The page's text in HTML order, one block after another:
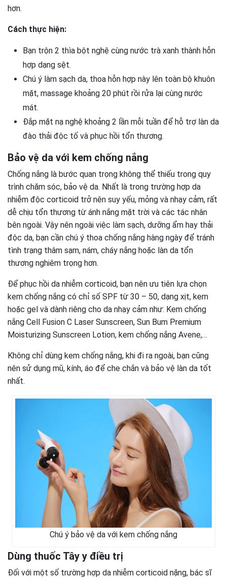
hơn.
Cách thực hiện:
Bạn trộn 2 thìa bột nghệ cùng nước trà xanh thành hỗn
hợp dạng sệt.
Chú ý làm sạch da, thoa hỗn hợp này lên toàn bộ khuôn
mặt, massage khoảng 20 phút rồi rửa lại cùng nước
mát.
Đắp mặt nạ nghệ khoảng 2 lần mỗi tuần để hỗ trợ làn da
đào thải độc tố và phục hồi tổn thương.
Bảo vệ da với kem chống nắng
Chống nắng là bước quan trọng không thể thiếu trong quy
trình chăm sóc, bảo vệ da. Nhất là trong trường hợp da
nhiễm độc corticoid trở nên suy yếu, mỏng và nhạy cảm, rất
dễ chịu tổn thương từ ánh nắng mặt trời và các tác nhân
bên ngoài. Vậy nên ngoài việc làm sạch, dưỡng ẩm hay thải
độc da, bạn cần chú ý thoa chống nắng hàng ngày để tránh
tình trạng thâm sạm, nám, cháy nắng hoặc làn da tổn
thương nghiêm trọng hơn.
Để phục hồi da nhiễm corticoid, bạn nên ưu tiên lựa chọn
kem chống nắng có chỉ số SPF từ 30 – 50, dạng xịt, kem
hoặc gel và dành riêng cho da nhạy cảm như: Kem chống
nắng Cell Fusion C Laser Sunscreen, Sun Bum Premium
Moisturizing Sunscreen Lotion, kem chống nắng Avene,…
Không chỉ dùng kem chống nắng, khi đi ra ngoài, bạn cũng
nên sử dụng mũ, kính, áo để che chắn và bảo vệ làn da tốt
nhất.
Chú ý bảo vệ da với kem chống nắng
Dùng thuốc Tây y điều trị
Đối với một số trường hợp da nhiễm corticoid nặng, bác sĩ